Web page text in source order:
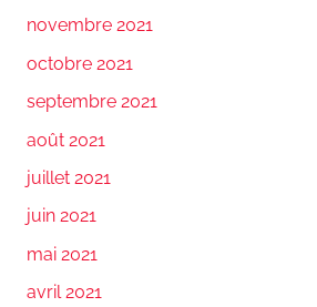
novembre 2021
octobre 2021
septembre 2021
août 2021
juillet 2021
juin 2021
mai 2021
avril 2021